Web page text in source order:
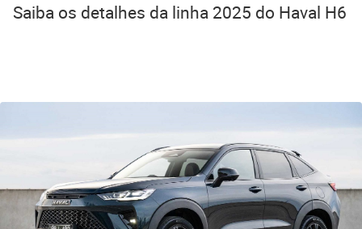
Saiba os detalhes da linha 2025 do Haval H6